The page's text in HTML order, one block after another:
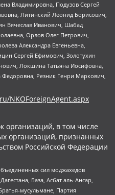
Владимировна, Подузов Сергей
Литинский Леонид Борисович,
Вячеслав Иванович, Шабад
Орлов Олег Петрович,
Александра Евгеньевна,
Сергей Ефимович, Золотухин
Локшина Татьяна Иосифовна,
Резник Генри Маркович,
NKOForeignAgent.aspx
в том числе
организаций, признанных
Российской Федерации
сил моджахедов
База, Асбат аль-Ансар,
мусульмане, Партия